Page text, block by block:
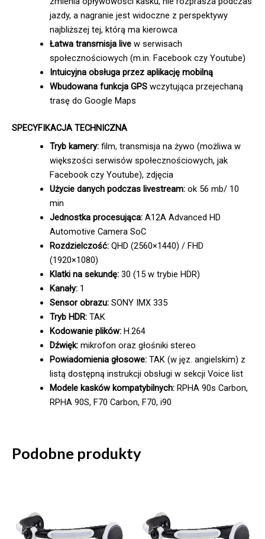
jazdy, a nagranie jest widoczne z perspektywy
najbliższej tej, którą ma kierowca
Łatwa transmisja livew serwisach
społecznościowych (m.in. Facebook czy Youtube)
Intuicyjna obsługa przez aplikację mobilną
Wbudowana funkcja GPS wczytująca przejechaną
trasę do Google Maps
SPECYFIKACJA TECHNICZNA
Tryb kamery: film, transmisja na żywo (możliwa w
większości serwisów społecznościowych, jak
Facebook czy Youtube), zdjęcia
Użycie danych podczas livestream:ok 56 mb/ 10
min
Jednostka procesująca: A12A Advanced HD
Automotive Camera SoC
Rozdzielczość:QHD (2560×1440) / FHD
(1920×1080)
Klatki na sekundę:30 (15 w trybie HDR)
Kanały:1
Sensor obrazu: SONY IMX 335
Tryb HDR: TAK
Kodowanie plików: H.264
Dźwięk:mikrofon oraz głośniki stereo
Powiadomienia głosowe:TAK (w jęz. angielskim) z
listą dostępną instrukcji obsługi w sekcji Voice list
Modele kasków kompatybilnych: RPHA 90s Carbon,
RPHA 90S, F70 Carbon, F70, i90
Podobne produkty